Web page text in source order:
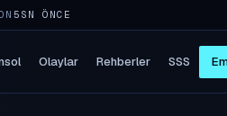
5SN ÖNCE
Olaylar Rehberler SSS